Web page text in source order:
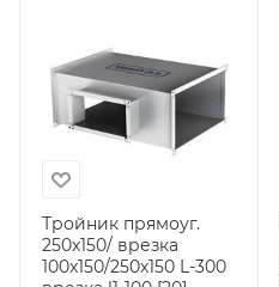
Тройник прямоуг.
250х150/ врезка
100х150/250х150 L-300